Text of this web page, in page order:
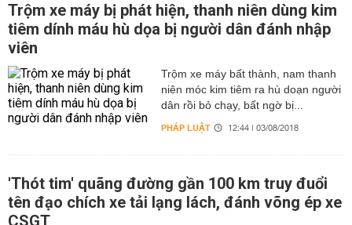
Trộm xe máy bị phát hiện, thanh niên dùng kim
tiêm dính máu hù dọa bị người dân đánh nhập
viên
Trộm xe máy bất thành, nam thanh
niên móc kim tiêm ra hù doạn người
dân rồi bỏ chạy, bất ngờ bị...
PHÁP LUẬT 12:44 | 03/08/2018
'Thót tim' quãng đường gần 100 km truy đuổi
tên đạo chích xe tải lạng lách, đánh võng ép xe
CSGT